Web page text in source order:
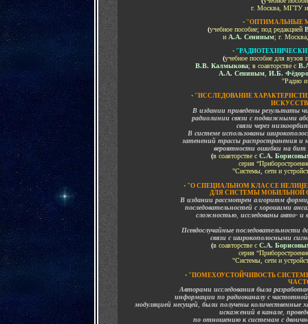
г. Москва, МГТУ
• "ОПТИМАЛЬНЫЕ
(учебное пособие; под редакцией
и А.А. Сениным; г.
•
(учебное пособие для вузов
В.В. Калмыкова; в соавторстве с
А.А. Сениным, И.Б.
"Радио и
• "ИССЛЕДОВАНИЕ
В издании приведены результаты
радиолинии связи с подвижными
связи через
В системе использованы
затенений трассы распространения и
вероятности ошибки на бит
(в соавторстве с С.А.
серия
"Системы, сети и
• "О СПЕЦИАЛЬНОМ КЛАССЕ
ДЛЯ СИСТЕМЫ
В издании рассмотрен алгоритм
последовательностей с хорошими
сложностью исследованы авто- и
Псевдослучайные последовательности
связи с широкополосными
(в соавторстве с С.А.
серия
"Системы, сети и
• "ПОМЕХОУСТОЙЧИВОСТЬ
Авторами исследования была
информации по радиоканалу с
модуляцией несущей
были получены количественные
искажений в канале
по отношению к системам с